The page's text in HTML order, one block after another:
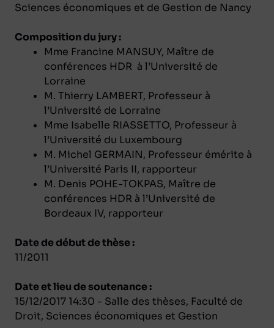
Sciences économiques et de Gestion de Nancy
Composition du jury :
Mme Francine MANSUY, Maître de
conférences HDR à l’Université de
Lorraine
M. Thierry LAMBERT, Professeur à
l’Université de Lorraine
Mme Isabelle RIASSETTO, Professeur à
l’Université du Luxembourg
M. Michel GERMAIN, Professeur émérite à
l’Université Paris II, rapporteur
M. Denis POHE-TOKPAS, Maître de
conférences HDR à l’Université de
Bordeaux IV, rapporteur
Date de début de thèse :
11/2011
Date et lieu de soutenance :
15/12/2017 14:30 - Salle des thèses, Faculté de
Droit, Sciences économiques et Gestion